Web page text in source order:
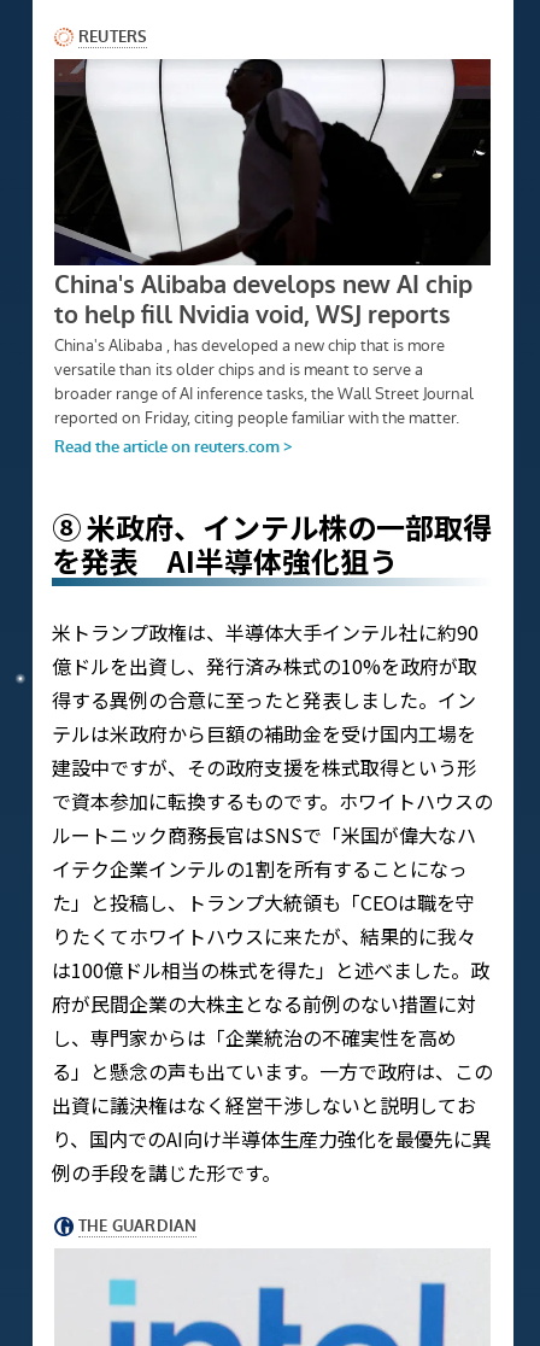
⑧ 米政府、インテル株の一部取得
を発表 AI半導体強化狙う
米トランプ政権は、半導体大手インテル社に約90
億ドルを出資し、発行済み株式の10%を政府が取
得する異例の合意に至ったと発表しました。イン
テルは米政府から巨額の補助金を受け国内工場を
建設中ですが、その政府支援を株式取得という形
で資本参加に転換するものです。ホワイトハウスの
ルートニック商務長官はSNSで「米国が偉大なハ
イテク企業インテルの1割を所有することになっ
た」と投稿し、トランプ大統領も「CEOは職を守
りたくてホワイトハウスに来たが、結果的に我々
は100億ドル相当の株式を得た」と述べました。政
府が民間企業の大株主となる前例のない措置に対
し、専門家からは「企業統治の不確実性を高め
る」と懸念の声も出ています。一方で政府は、この
出資に議決権はなく経営干渉しないと説明してお
り、国内でのAI向け半導体生産力強化を最優先に異
例の手段を講じた形です。